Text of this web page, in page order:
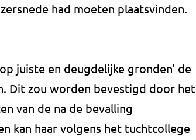
had moeten plaatsvinden.
juiste en deugdelijke gronden’ de
Dit zou worden bevestigd door het
van de na de bevalling
kan haar volgens het tuchtcollege